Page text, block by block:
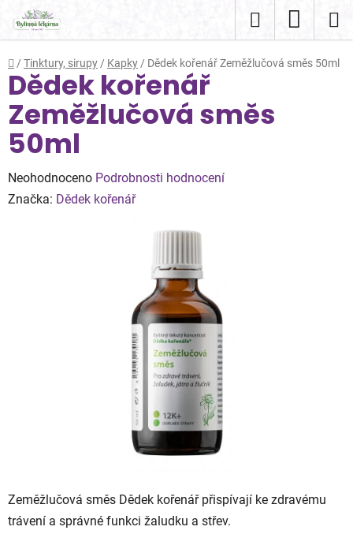
obsah
Hledat
KOŠÍK
Domů
/ Tinktury, sirupy / Kapky / Dědek kořenář Zeměžlučová směs 50ml
Zeměžlučová směs Dědek kořenář přispívají ke zdravému
trávení a správné funkci žaludku a střev.
Dědek kořenář
Zeměžlučová směs
50ml
Průměrné
hodnocení
Neohodnoceno Podrobnosti hodnocení
Značka: Dědek kořenář